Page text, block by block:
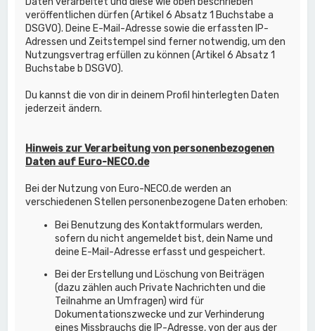
veröffentlichen dürfen (Artikel 6 Absatz 1 Buchstabe a
DSGVO). Deine E-Mail-Adresse sowie die erfassten IP-
Adressen und Zeitstempel sind ferner notwendig, um den
Nutzungsvertrag erfüllen zu können (Artikel 6 Absatz 1
Buchstabe b DSGVO).
Du kannst die von dir in deinem Profil hinterlegten Daten
jederzeit ändern.
Hinweis zur Verarbeitung von personenbezogenen
Daten auf Euro-NECO.de
Bei der Nutzung von Euro-NECO.de werden an
verschiedenen Stellen personenbezogene Daten erhoben:
Bei Benutzung des Kontaktformulars werden,
sofern du nicht angemeldet bist, dein Name und
deine E-Mail-Adresse erfasst und gespeichert.
Bei der Erstellung und Löschung von Beiträgen
(dazu zählen auch Private Nachrichten und die
Teilnahme an Umfragen) wird für
Dokumentationszwecke und zur Verhinderung
eines Missbrauchs die IP-Adresse, von der aus der